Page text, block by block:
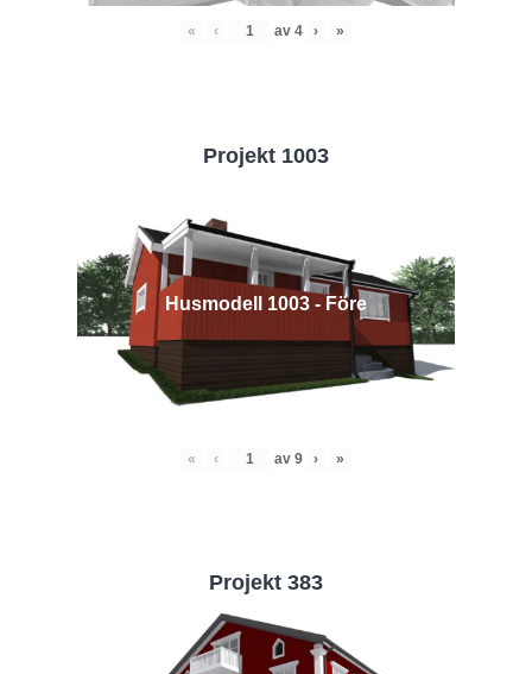
« ‹ av 4 › »
Projekt 1003
Husmodell 1003 - Före
« ‹ av 9 › »
Projekt 383